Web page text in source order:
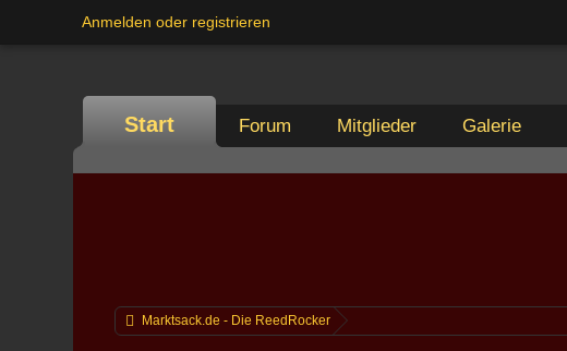
Anmelden oder registrieren
Start Forum Mitglieder Galerie
Marktsack.de - Die ReedRocker